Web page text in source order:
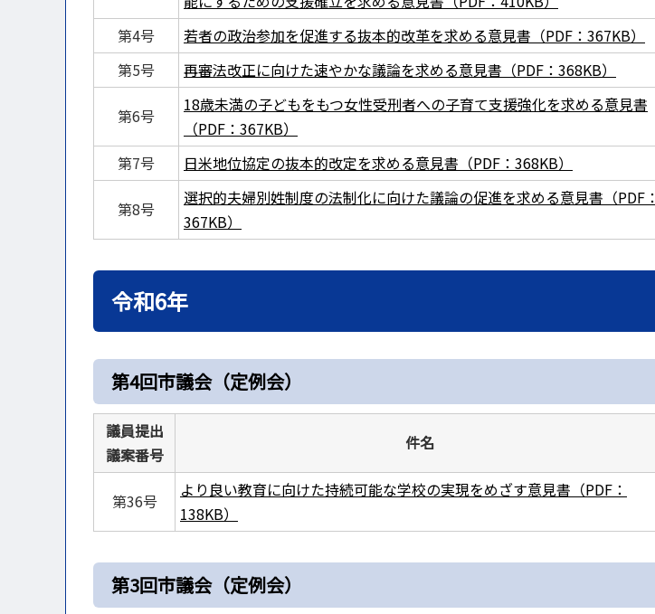
第4号 若者の政治参加を促進する抜本的改革を求める意見書（PDF：367KB）
第5号
再審法改正に向けた速やかな議論を求める意見書（PDF：368KB）
第6号
18歳未満の子どもをもつ女性受刑者への子育て支援強化を求める意見書
（PDF：367KB）
第7号 日米地位協定の抜本的改定を求める意見書（PDF：368KB）
第8号
選択的夫婦別姓制度の法制化に向けた議論の促進を求める意見書（PDF：
367KB）
令和6年
第4回市議会（定例会）
議員提出
議案番号
件名
第36号
より良い教育に向けた持続可能な学校の実現をめざす意見書（PDF：
138KB）
第3回市議会（定例会）